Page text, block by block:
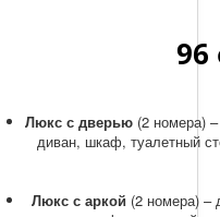
96
Люкс с дверью (2 номера)
диван, шкаф, туалетный
Люкс с аркой (2 номера) –